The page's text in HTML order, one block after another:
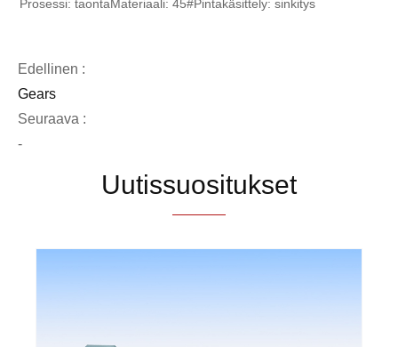
Prosessi: taontaMateriaali: 45#Pintakäsittely: sinkitys
Edellinen :
Gears
Seuraava :
-
Uutissuositukset